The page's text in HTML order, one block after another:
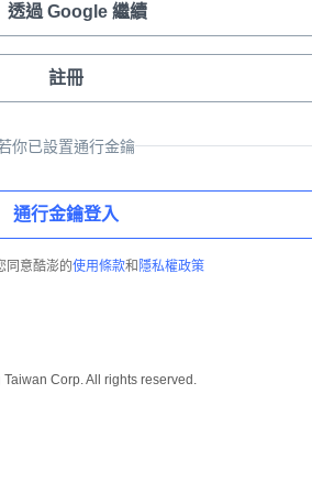
透過 Google 繼續
註冊
你已設置通行金鑰
通行金鑰登入
同意酷澎的使用條款和 隱私權政策
Corp. All rights reserved.